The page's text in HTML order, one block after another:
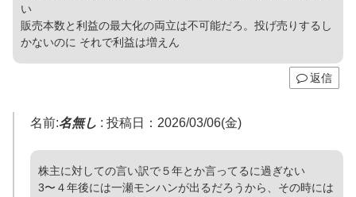
い
販売本数と利益の最大化の両立は不可能だろ。投げ売りするし
かないのに それで利益は増えん
返信
名前:名無し : 投稿日：2026/03/06(金)
株主に対しての言い訳で５年とか言ってるに過ぎない
3〜４年後には一瀬モンハンが出るだろうから、その時には